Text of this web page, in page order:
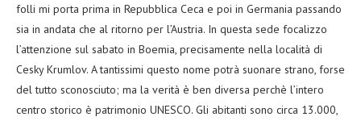
folli mi porta prima in Repubblica Ceca e poi in Germania passando
sia in andata che al ritorno per l’Austria. In questa sede focalizzo
l’attenzione sul sabato in Boemia, precisamente nella località di
Cesky Krumlov. A tantissimi questo nome potrà suonare strano, forse
del tutto sconosciuto; ma la verità è ben diversa perchè l’intero
centro storico è patrimonio UNESCO. Gli abitanti sono circa 13.000,